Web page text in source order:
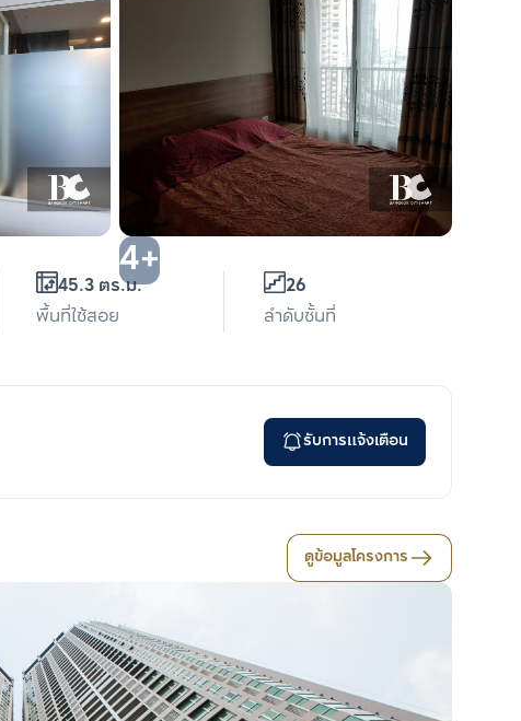
4+
45.3 ตร.ม.
พื้นที่ใช้สอย
26
ลำดับชั้นที่
รับการแจ้งเตือน
ดูข้อมูลโครงการ